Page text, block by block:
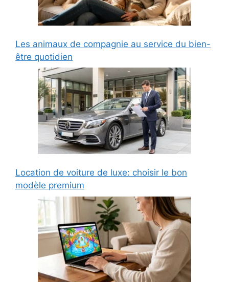
Les animaux de compagnie au service du bien-
être quotidien
Location de voiture de luxe: choisir le bon
modèle premium